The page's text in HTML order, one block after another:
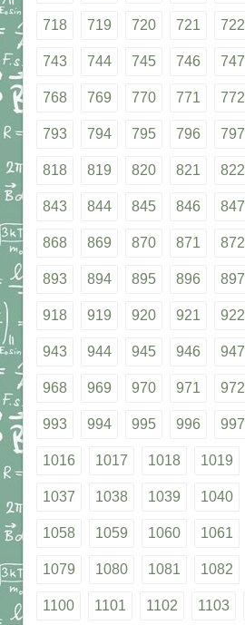
718 719 720 721 722
743 744 745 746 747
768 769 770 771 772
793 794 795 796 797
818 819 820 821 822
843 844 845 846 847
868 869 870 871 872
893 894 895 896 897
918 919 920 921 922
943 944 945 946 947
968 969 970 971 972
993 994 995 996 997
1016 1017 1018 1019
1037 1038 1039 1040
1058 1059 1060 1061
1079 1080 1081 1082
1100 1101 1102 1103